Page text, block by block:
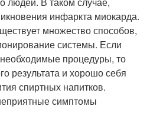
инфаркта миокарда.
множество способов,
системы. Если
процедуры, то
результата и хорошо себя
спиртных напитков.
симптомы